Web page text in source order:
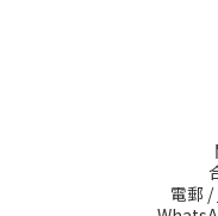
電郵 /